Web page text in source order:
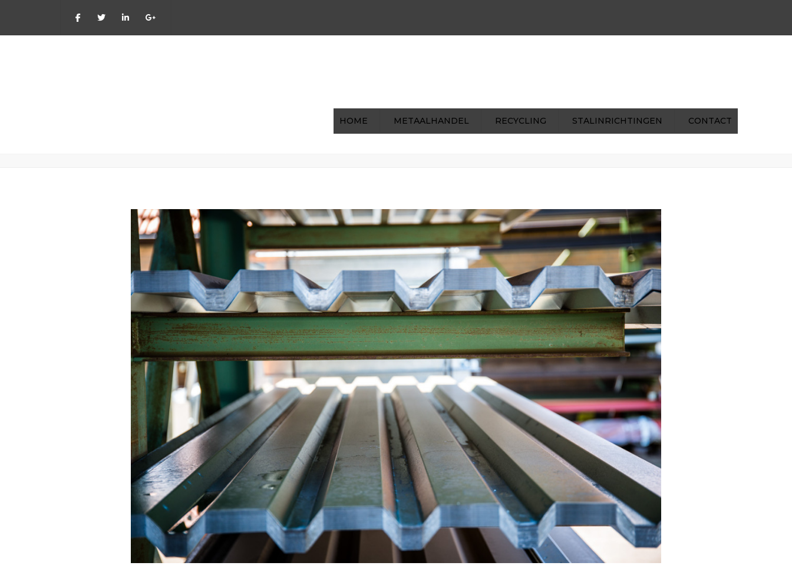
HOME METAALHANDEL RECYCLING STALINRICHTINGEN CONTACT
Home Metaalhandel 2015_08_Menten-Hilkens_053